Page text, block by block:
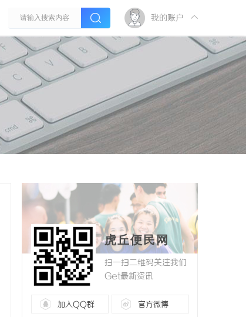
我的账户
虎丘便民网
扫一扫二维码关注我们
Get最新资讯
加入QQ群 官方微博